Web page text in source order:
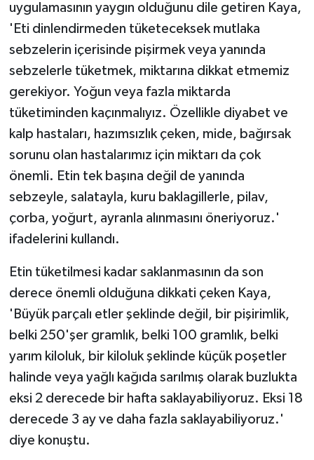
uygulamasının yaygın olduğunu dile getiren Kaya,
'Eti dinlendirmeden tüketeceksek mutlaka
sebzelerin içerisinde pişirmek veya yanında
sebzelerle tüketmek, miktarına dikkat etmemiz
gerekiyor. Yoğun veya fazla miktarda
tüketiminden kaçınmalıyız. Özellikle diyabet ve
kalp hastaları, hazımsızlık çeken, mide, bağırsak
sorunu olan hastalarımız için miktarı da çok
önemli. Etin tek başına değil de yanında
sebzeyle, salatayla, kuru baklagillerle, pilav,
çorba, yoğurt, ayranla alınmasını öneriyoruz.'
ifadelerini kullandı.
Etin tüketilmesi kadar saklanmasının da son
derece önemli olduğuna dikkati çeken Kaya,
'Büyük parçalı etler şeklinde değil, bir pişirimlik,
belki 250'şer gramlık, belki 100 gramlık, belki
yarım kiloluk, bir kiloluk şeklinde küçük poşetler
halinde veya yağlı kağıda sarılmış olarak buzlukta
eksi 2 derecede bir hafta saklayabiliyoruz. Eksi 18
derecede 3 ay ve daha fazla saklayabiliyoruz.'
diye konuştu.